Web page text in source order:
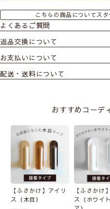
こちらの商品についてス
よくあるご質問
返品交換について
お支払いについて
配送・送料について
おすすめコーデ
【ふさかけ】アイリ
ス（木目）
【ふさかけ
ス（ホワイ